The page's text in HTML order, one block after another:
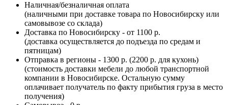
Наличная/безналичная оплата
(наличными при доставке товара по Новосибирску или
самовывозе со склада)
Доставка по Новосибирску - от 1100 р.
(доставка осуществляется до подъезда по средам и
пятницам)
Отправка в регионы - 1300 р. (2200 р. для кухонь)
(стоимость доставки мебели до любой транспортной
компании в Новосибирске. Остальную сумму
оплачивает получатель по факту прибытия груза в место
получения)